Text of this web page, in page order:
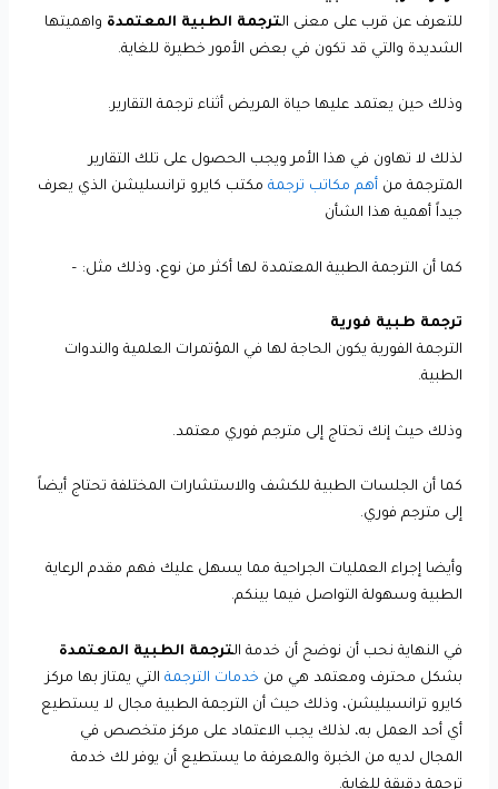
للتعرف عن قرب على معنى الترجمة الطبية المعتمدة واهميتها
الشديدة والتي قد تكون في بعض الأمور خطيرة للغاية.
وذلك حين يعتمد عليها حياة المريض أثناء ترجمة التقارير.
لذلك لا تهاون في هذا الأمر ويجب الحصول على تلك التقارير
المترجمة من أهم مكاتب ترجمة مكتب كايرو ترانسليشن الذي يعرف
جيداً أهمية هذا الشأن
كما أن الترجمة الطبية المعتمدة لها أكثر من نوع، وذلك مثل: –
ترجمة طبية فورية
الترجمة الفورية يكون الحاجة لها في المؤتمرات العلمية والندوات
الطبية.
وذلك حيث إنك تحتاج إلى مترجم فوري معتمد.
كما أن الجلسات الطبية للكشف والاستشارات المختلفة تحتاج أيضاً
إلى مترجم فوري.
وأيضا إجراء العمليات الجراحية مما يسهل عليك فهم مقدم الرعاية
الطبية وسهولة التواصل فيما بينكم.
في النهاية نحب أن نوضح أن خدمة الترجمة الطبية المعتمدة
بشكل محترف ومعتمد هي من خدمات الترجمة التي يمتاز بها مركز
كايرو ترانسيليشن، وذلك حيث أن الترجمة الطبية مجال لا يستطيع
أي أحد العمل به، لذلك يجب الاعتماد على مركز متخصص في
المجال لديه من الخبرة والمعرفة ما يستطيع أن يوفر لك خدمة
ترجمة دقيقة للغاية.